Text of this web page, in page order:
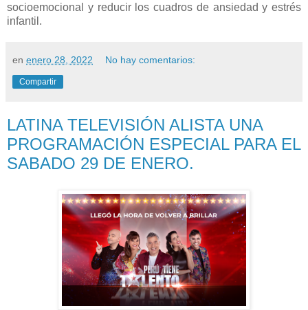
socioemocional y reducir los cuadros de ansiedad y estrés
infantil.
en enero 28, 2022 No hay comentarios:
Compartir
LATINA TELEVISIÓN ALISTA UNA
PROGRAMACIÓN ESPECIAL PARA EL
SABADO 29 DE ENERO.